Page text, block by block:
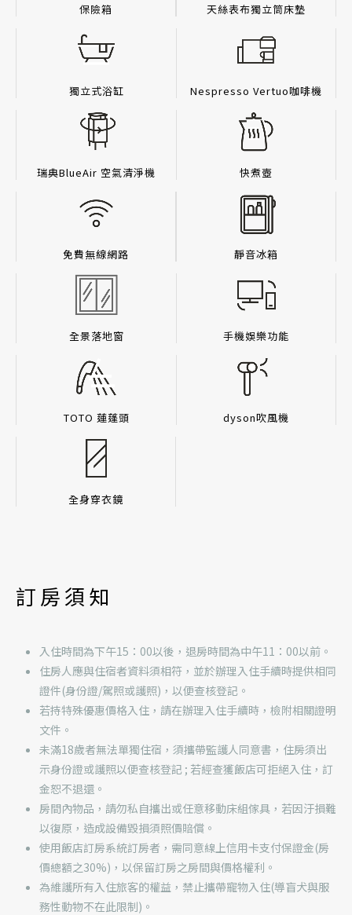
保險箱 天絲表布獨立筒床墊
獨立式浴缸 Nespresso Vertuo咖啡機
瑞典BlueAir 空氣清淨機 快煮壺
免費無線網路 靜音冰箱
全景落地窗 手機娛樂功能
TOTO 蓮蓬頭 dyson吹風機
全身穿衣鏡
訂房須知
入住時間為下午15：00以後，退房時間為中午11：00以前。
住房人應與住宿者資料須相符，並於辦理入住手續時提供相同
證件(身份證/駕照或護照)，以便查核登記。
若持特殊優惠價格入住，請在辦理入住手續時，檢附相關證明
文件。
未滿18歲者無法單獨住宿，須攜帶監護人同意書，住房須出
示身份證或護照以便查核登記 ; 若經查獲飯店可拒絕入住，訂
金恕不退還。
房間內物品，請勿私自攜出或任意移動床組傢具，若因汙損難
以復原，造成設備毀損須照價賠償。
使用飯店訂房系統訂房者，需同意線上信用卡支付保證金(房
價總額之30%)，以保留訂房之房間與價格權利。
為維護所有入住旅客的權益，禁止攜帶寵物入住(導盲犬與服
務性動物不在此限制)。